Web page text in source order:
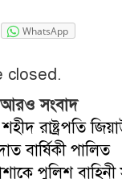
WhatsApp
closed.
সংবাদ
রাষ্ট্রপতি
বার্ষিকী পালিত
পুলিশ বাহিনী